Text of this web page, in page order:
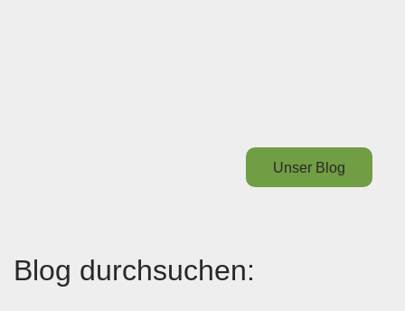
Unser Blog
Blog durchsuchen: